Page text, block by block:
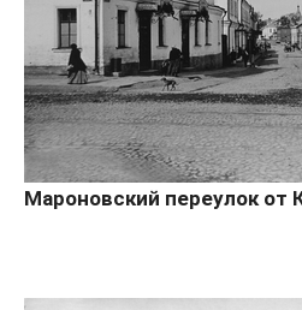
Мароновский переулок от